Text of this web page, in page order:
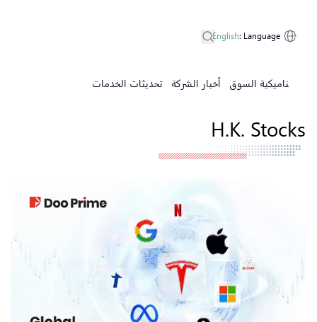
ديناميكية السوق أخبار الشركة تحديثات الخدمات
Language
:
English
H.K. Stocks